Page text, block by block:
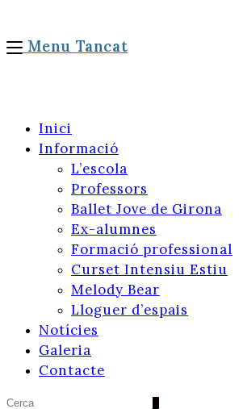
Menu Tancat
Inici
Informació
L’escola
Professors
Ballet Jove de Girona
Ex-alumnes
Formació professional
Curset Intensiu Estiu
Melody Bear
Lloguer d’espais
Notícies
Galeria
Contacte